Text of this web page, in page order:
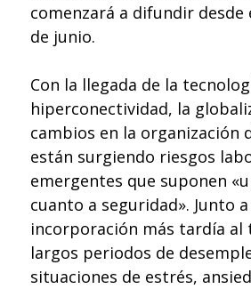
comenzará a difundir desde
de junio.
Con la llegada de la
hiperconectividad, la
cambios en la organización
están surgiendo riesgos
emergentes que suponen
cuanto a seguridad». Junto
incorporación más tardía al
largos periodos de
situaciones de estrés,